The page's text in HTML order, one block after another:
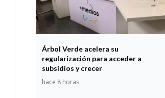
Árbol Verde acelera su
regularización para acceder a
subsidios y crecer
hace 8 horas